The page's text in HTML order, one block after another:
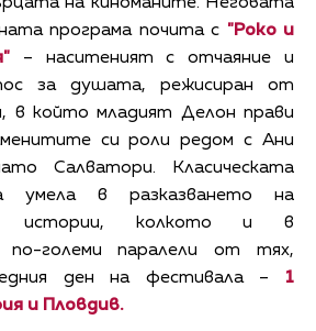
програма почита с "Роко и
"– наситеният с отчаяние и
за душата, режисиран от
в който младият Делон прави
си роли редом с Ани
Салватори. Класическата
умела в разказването на
истории, колкото и в
по-големи паралели от тях,
ден на фестивала – 1
и Пловдив.